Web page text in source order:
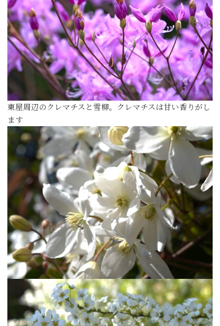
東屋周辺のクレマチスと雪柳。クレマチスは甘い香りがし
ます